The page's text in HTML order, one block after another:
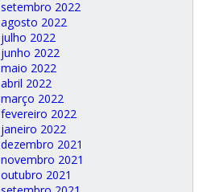
setembro 2022
agosto 2022
julho 2022
junho 2022
maio 2022
abril 2022
março 2022
fevereiro 2022
janeiro 2022
dezembro 2021
novembro 2021
outubro 2021